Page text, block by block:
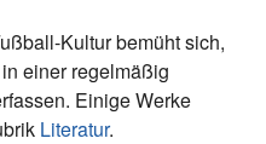
Kultur bemüht sich,
einer regelmäßig
Einige Werke
Literatur.